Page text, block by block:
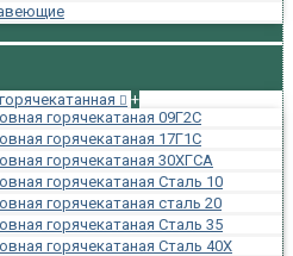
+
горячекатаная 09Г2С
горячекатаная 17Г1С
горячекатаная 30ХГСА
горячекатаная Сталь 10
горячекатаная сталь 20
горячекатаная Сталь 35
горячекатаная Сталь 40Х